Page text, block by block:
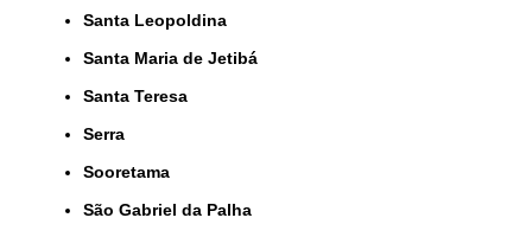
Santa Leopoldina
Santa Maria de Jetibá
Santa Teresa
Serra
Sooretama
São Gabriel da Palha